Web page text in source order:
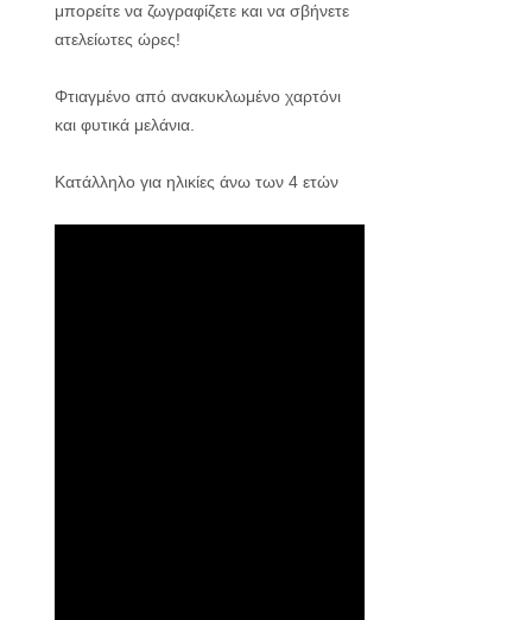
μπορείτε να ζωγραφίζετε και να σβήνετε
ατελείωτες ώρες!
Φτιαγμένο από ανακυκλωμένο χαρτόνι
και φυτικά μελάνια.
Κατάλληλο για ηλικίες άνω των 4 ετών